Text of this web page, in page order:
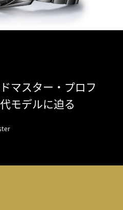
マスター・プロフ
モデルに迫る